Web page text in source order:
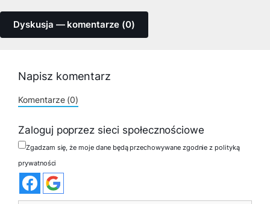
Dyskusja — komentarze (0)
Napisz komentarz
Komentarze (0)
Zaloguj poprzez sieci społecznościowe
Zgadzam się, że moje dane będą przechowywane zgodnie z polityką
prywatności